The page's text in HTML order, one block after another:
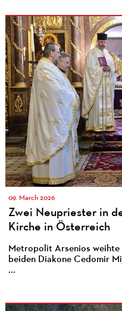
09. March 2026
Zwei Neupriester in
Kirche in Österreich
Metropolit Arsenios weihte
beiden Diakone Cedomir
...